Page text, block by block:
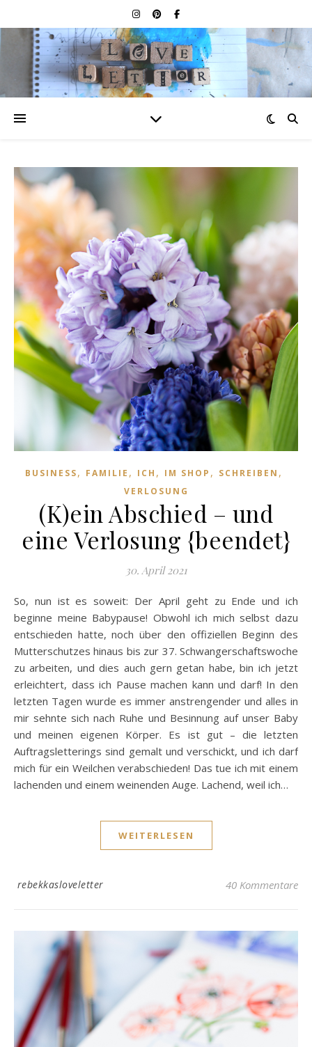
BUSINESS, FAMILIE , ICH , IM SHOP , SCHREIBEN ,
VERLOSUNG
(K)ein Abschied – und
eine Verlosung {beendet}
30. April 2021
So, nun ist es soweit: Der April geht zu Ende und ich
beginne meine Babypause! Obwohl ich mich selbst dazu
entschieden hatte, noch über den offiziellen Beginn des
Mutterschutzes hinaus bis zur 37. Schwangerschaftswoche
zu arbeiten, und dies auch gern getan habe, bin ich jetzt
erleichtert, dass ich Pause machen kann und darf! In den
letzten Tagen wurde es immer anstrengender und alles in
mir sehnte sich nach Ruhe und Besinnung auf unser Baby
und meinen eigenen Körper. Es ist gut – die letzten
Auftragsletterings sind gemalt und verschickt, und ich darf
mich für ein Weilchen verabschieden! Das tue ich mit einem
lachenden und einem weinenden Auge. Lachend, weil ich…
WEITERLESEN
rebekkasloveletter 40 Kommentare